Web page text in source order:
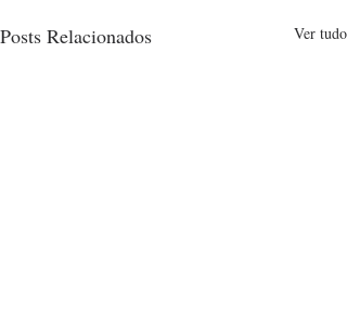
Posts Relacionados Ver tudo